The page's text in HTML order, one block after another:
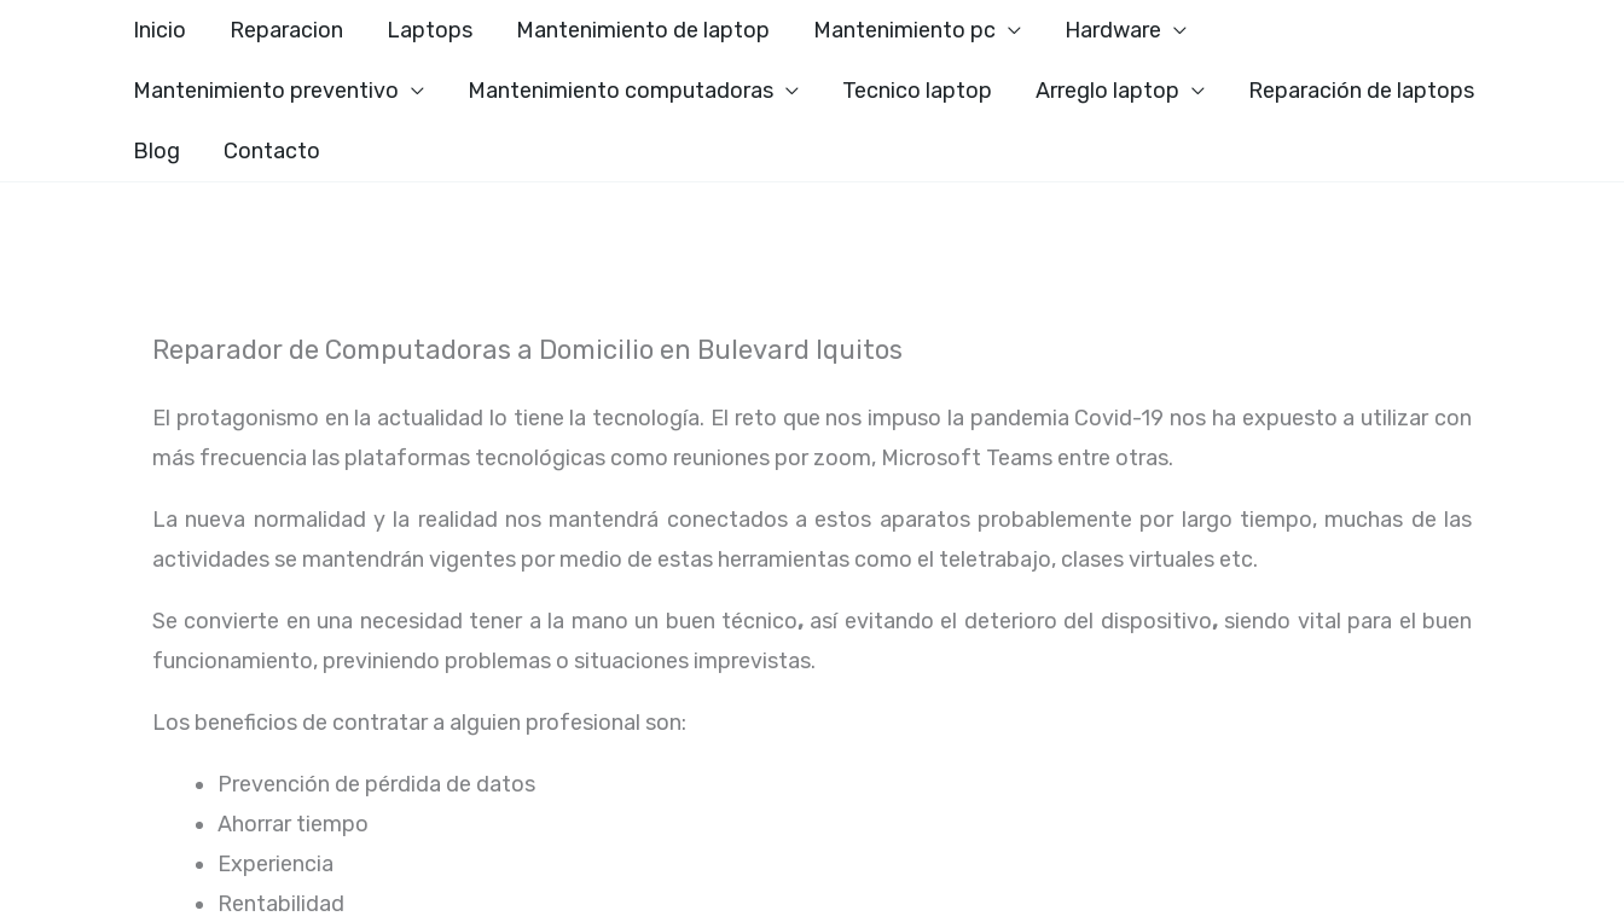
Inicio Reparacion Laptops Mantenimiento de laptop Mantenimiento pc Hardware
Mantenimiento preventivo Mantenimiento computadoras Tecnico laptop Arreglo laptop Reparación de laptops
Blog Contacto
Reparador de Computadoras a Domicilio en Bulevard Iquitos
El protagonismo en la actualidad lo tiene la tecnología. El reto que nos impuso la pandemia Covid-19 nos ha expuesto a utilizar con
más frecuencia las plataformas tecnológicas como reuniones por zoom, Microsoft Teams entre otras.
La nueva normalidad y la realidad nos mantendrá conectados a estos aparatos probablemente por largo tiempo, muchas de las
actividades se mantendrán vigentes por medio de estas herramientas como el teletrabajo, clases virtuales etc.
Se convierte en una necesidad tener a la mano un buen técnico, así evitando el deterioro del dispositivo, siendo vital para el buen
funcionamiento, previniendo problemas o situaciones imprevistas.
Los beneficios de contratar a alguien profesional son:
Prevención de pérdida de datos
Ahorrar tiempo
Experiencia
Rentabilidad